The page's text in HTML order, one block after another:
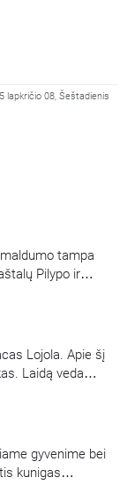
lapkričio 08, Šeštadienis
tampa
Pilypo ir
Jokūbas
Lojola. Apie šį
Laidą veda
gyvenime bei
kunigas